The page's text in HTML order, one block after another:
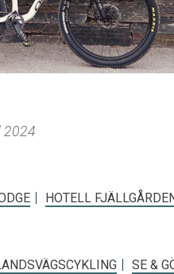
2024
HOTELL
SE &